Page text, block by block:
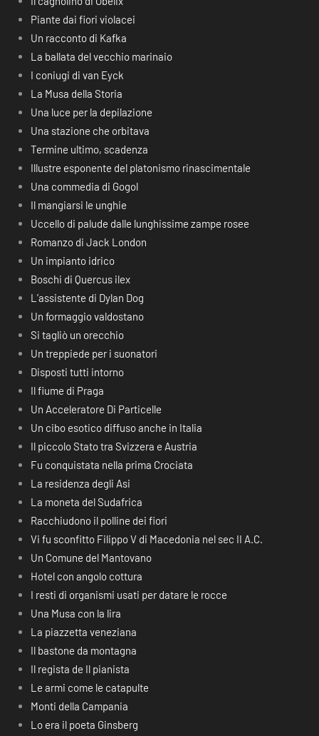
Piante dai fiori violacei
Un racconto di Kafka
La ballata del vecchio marinaio
I coniugi di van Eyck
La Musa della Storia
Una luce per la depilazione
Una stazione che orbitava
Termine ultimo, scadenza
Illustre esponente del platonismo rinascimentale
Una commedia di Gogol
Il mangiarsi le unghie
Uccello di palude dalle lunghissime zampe rosee
Romanzo di Jack London
Un impianto idrico
Boschi di Quercus ilex
L’assistente di Dylan Dog
Un formaggio valdostano
Si tagliò un orecchio
Un treppiede per i suonatori
Disposti tutti intorno
Il fiume di Praga
Un Acceleratore Di Particelle
Un cibo esotico diffuso anche in Italia
Il piccolo Stato tra Svizzera e Austria
Fu conquistata nella prima Crociata
La residenza degli Asi
La moneta del Sudafrica
Racchiudono il polline dei fiori
Vi fu sconfitto Filippo V di Macedonia nel sec II A.C.
Un Comune del Mantovano
Hotel con angolo cottura
I resti di organismi usati per datare le rocce
Una Musa con la lira
La piazzetta veneziana
Il bastone da montagna
Il regista de Il pianista
Le armi come le catapulte
Monti della Campania
Lo era il poeta Ginsberg